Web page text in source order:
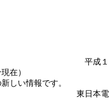
平成
在）
しい情報です。
東日本